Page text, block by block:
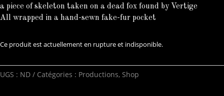
a piece of skeleton taken on a dead fox found by Vertige
All wrapped in a hand-sewn fake-fur pocket
Ce produit est actuellement en rupture et indisponible.
UGS : ND Catégories : Productions, Shop